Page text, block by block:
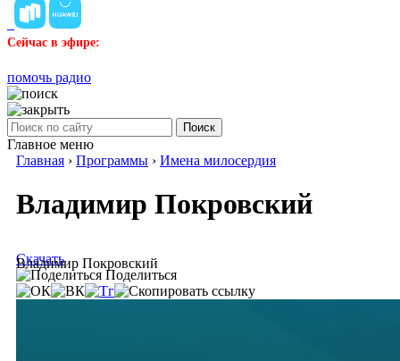
Сейчас в эфире:
помочь радио
Поиск
Главное меню
Главная › Программы › Имена милосердия
Владимир Покровский
Владимир Покровский
Скачать
Поделиться